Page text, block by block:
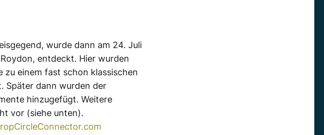
wurde dann am 24. Juli
entdeckt. Hier wurden
zu einem fast schon klassischen
Später dann wurden der
hinzugefügt. Weitere
vor (siehe unten).